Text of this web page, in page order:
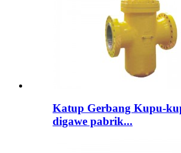
Katup Gerbang Kupu-
digawe pabrik...